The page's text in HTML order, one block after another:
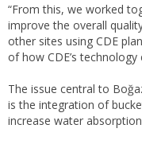
“From this, we worked
improve the overall
other sites using CDE
of how CDE’s technology
The issue central to
is the integration of
increase water